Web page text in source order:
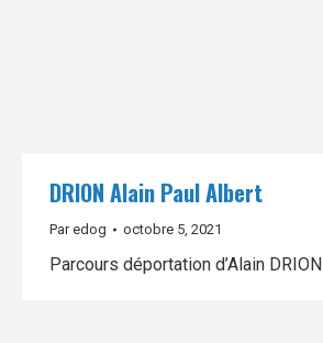
DRION Alain Paul Albert
Paredog octobre 5, 2021
Parcours déportation d’Alain DRION